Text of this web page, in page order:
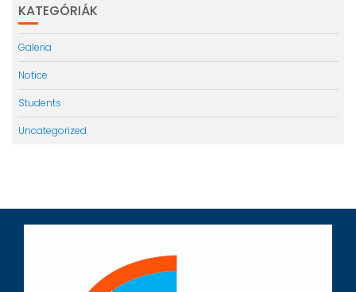
KATEGÓRIÁK
Galeria
Notice
Students
Uncategorized